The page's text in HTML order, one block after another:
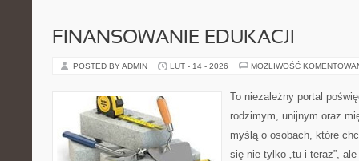
FINANSOWANIE EDUKACJI
POSTED BY ADMIN LUT - 14 - 2026 MOŻLIWOŚĆ
To niezależny portal
rodzimym, unijnym oraz
myślą o osobach, które
się nie tylko „tu i teraz”,